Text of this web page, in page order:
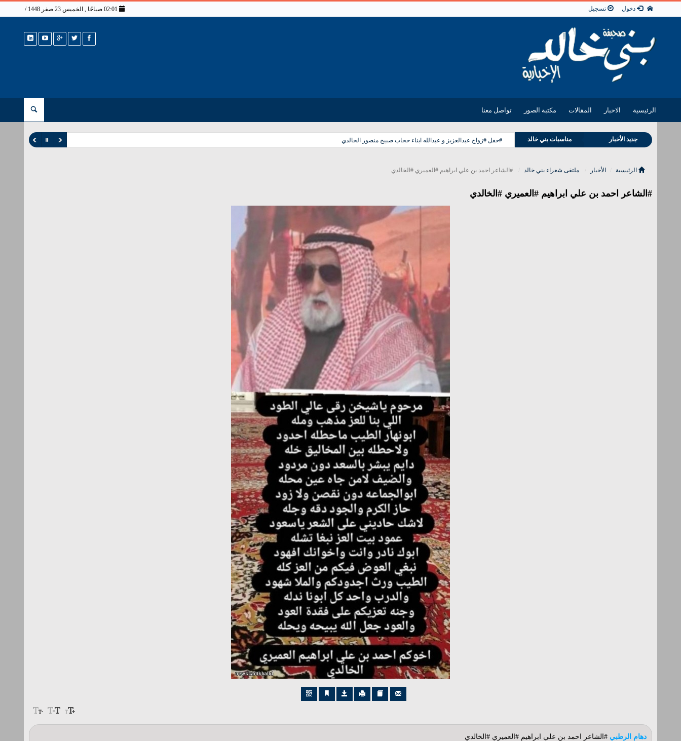
دخول تسجيل
الرئيسية الاخبار المقالات مكتبة الصور تواصل معنا
جديد الأخبار
وفيات بني خالد
مناسبات بني خالد #حفل #زواج عبدالعزيز و عبدالله ابناء حجاب صبيح منصور الخالدي
الرئيسية الأخبار ملتقى شعراء بني خالد #الشاعر احمد بن علي ابراهيم #العميري #الخالدي
#الشاعر احمد بن علي ابراهيم #العميري #الخالدي
دهام الرطبي #الشاعر احمد بن علي ابراهيم #العميري #الخالدي